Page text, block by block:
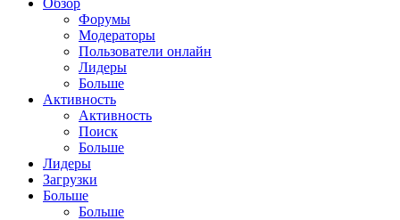
Форумы
Модераторы
Пользователи онлайн
Лидеры
Больше
Активность
Активность
Поиск
Больше
Лидеры
Загрузки
Больше
Больше